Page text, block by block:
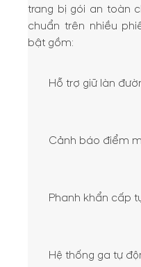
trang bị gói an toàn
chuẩn trên nhiều
bật gồm:
Hỗ trợ giữ làn
Cảnh báo điểm
Phanh khẩn cấp
Hệ thống ga tự